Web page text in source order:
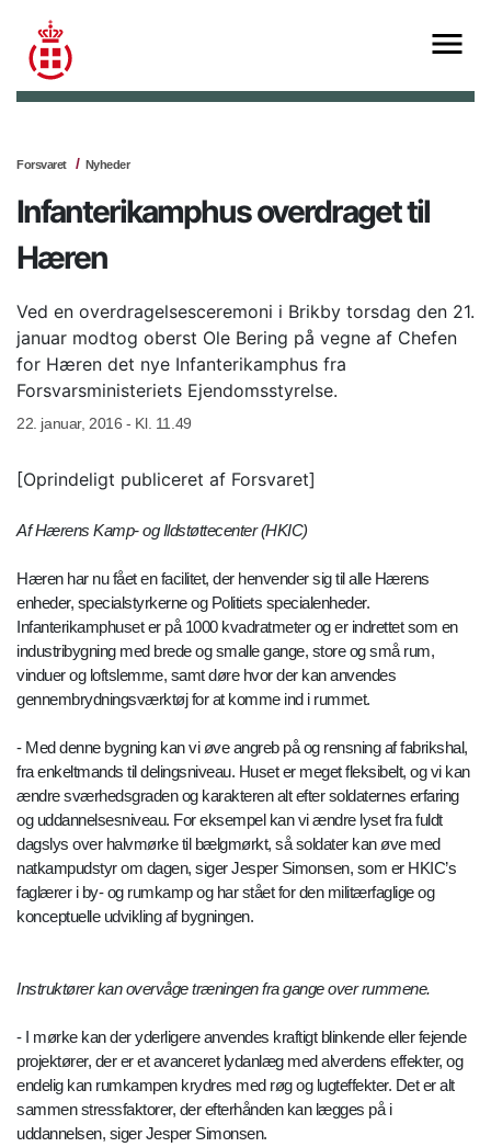
Forsvaret Nyheder
Infanterikamphus overdraget til
Hæren
Ved en overdragelsesceremoni i Brikby torsdag den 21.
januar modtog oberst Ole Bering på vegne af Chefen
for Hæren det nye Infanterikamphus fra
Forsvarsministeriets Ejendomsstyrelse.
22. januar, 2016 - Kl. 11.49
[Oprindeligt publiceret af Forsvaret]
Af Hærens Kamp- og Ildstøttecenter (HKIC)
Hæren har nu fået en facilitet, der henvender sig til alle Hærens
enheder, specialstyrkerne og Politiets specialenheder.
Infanterikamphuset er på 1000 kvadratmeter og er indrettet som en
industribygning med brede og smalle gange, store og små rum,
vinduer og loftslemme, samt døre hvor der kan anvendes
gennembrydningsværktøj for at komme ind i rummet.
- Med denne bygning kan vi øve angreb på og rensning af fabrikshal,
fra enkeltmands til delingsniveau. Huset er meget fleksibelt, og vi kan
ændre sværhedsgraden og karakteren alt efter soldaternes erfaring
og uddannelsesniveau. For eksempel kan vi ændre lyset fra fuldt
dagslys over halvmørke til bælgmørkt, så soldater kan øve med
natkampudstyr om dagen, siger Jesper Simonsen, som er HKIC’s
faglærer i by- og rumkamp og har stået for den militærfaglige og
konceptuelle udvikling af bygningen.
Instruktører kan overvåge træningen fra gange over rummene.
- I mørke kan der yderligere anvendes kraftigt blinkende eller fejende
projektører, der er et avanceret lydanlæg med alverdens effekter, og
endelig kan rumkampen krydres med røg og lugteffekter. Det er alt
sammen stressfaktorer, der efterhånden kan lægges på i
uddannelsen, siger Jesper Simonsen.